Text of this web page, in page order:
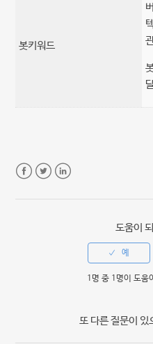
봇키워드
도움이
1명 중 1명이 도움
또 다른 질문이 있